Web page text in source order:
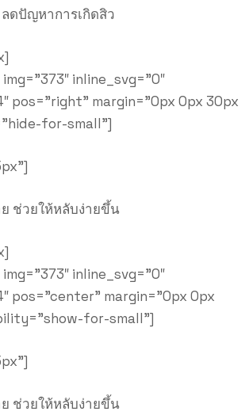
ดปัญหาการเกิดสิว
inline_svg=”0″
pos=”right” margin=”0px 0px 30px
for-small”]
ช่วยให้หลับง่ายขึ้น
inline_svg=”0″
pos=”center” margin=”0px 0px
for-small”]
ช่วยให้หลับง่ายขึ้น